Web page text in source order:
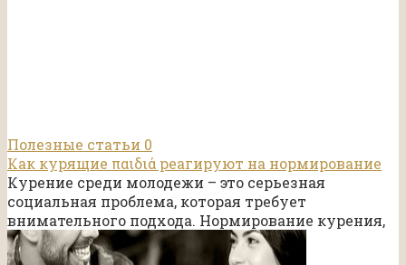
Полезные статьи 0
Как курящие παιδιά реагируют на нормирование
Курение среди молодежи – это серьезная
социальная проблема, которая требует
внимательного подхода. Нормирование курения,